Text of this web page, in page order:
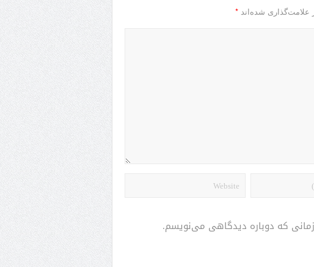
علامت‌گذاری شده‌اند *
زمانی که دوباره دیدگاهی می‌نویسم.